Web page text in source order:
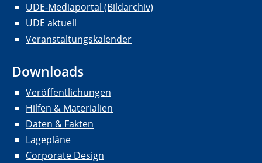
UDE-Mediaportal (Bildarchiv)
UDE aktuell
Veranstaltungskalender
Downloads
Veröffentlichungen
Hilfen & Materialien
Daten & Fakten
Lagepläne
Corporate Design